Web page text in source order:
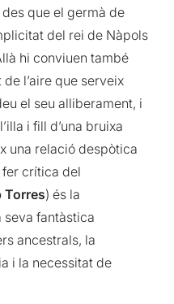
que el germà de
del rei de Nàpols
hi conviuen també
de l’aire que serveix
el seu alliberament, i
i fill d’una bruixa
una relació despòtica
crítica del
Torres) és la
seva fantàstica
ancestrals, la
i la necessitat de